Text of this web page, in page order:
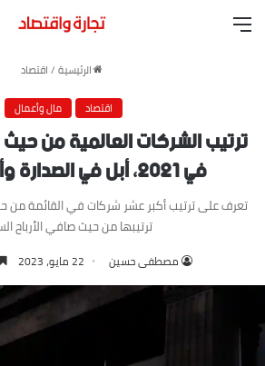
القائمة
الرئيسية / اقتصاد
اقتصاد مال وأعمال
ترتيب الشركات العالمية من
في ٢٠٢١، أبل في الصدارة وأرامكو ثالثاً
تعرف على ترتيب أكبر عشر شركات في القائمة من
ترتيبها من حيث صافي الأرباح
مصطفى حسين 22 مايو، 2023